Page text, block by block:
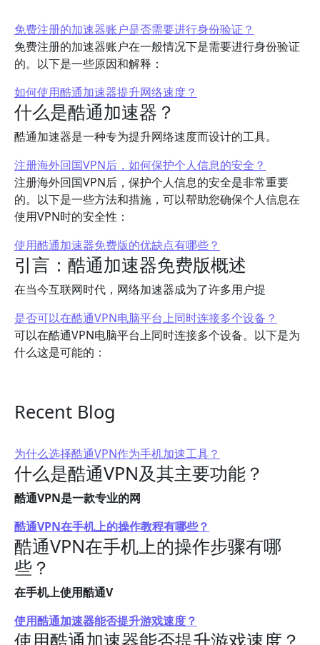
免费注册的加速器账户是否需要进行身份验证？
免费注册的加速器账户在一般情况下是需要进行身份验证
的。以下是一些原因和解释：
如何使用酷通加速器提升网络速度？
什么是酷通加速器？
酷通加速器是一种专为提升网络速度而设计的工具。
注册海外回国VPN后，如何保护个人信息的安全？
注册海外回国VPN后，保护个人信息的安全是非常重要
的。以下是一些方法和措施，可以帮助您确保个人信息在
使用VPN时的安全性：
使用酷通加速器免费版的优缺点有哪些？
引言：酷通加速器免费版概述
在当今互联网时代，网络加速器成为了许多用户提
是否可以在酷通VPN电脑平台上同时连接多个设备？
可以在酷通VPN电脑平台上同时连接多个设备。以下是为
什么这是可能的：
Recent Blog
为什么选择酷通VPN作为手机加速工具？
什么是酷通VPN及其主要功能？
酷通VPN是一款专业的网
酷通VPN在手机上的操作教程有哪些？
酷通VPN在手机上的操作步骤有哪
些？
在手机上使用酷通V
使用酷通加速器能否提升游戏速度？
使用酷通加速器能否提升游戏速度？